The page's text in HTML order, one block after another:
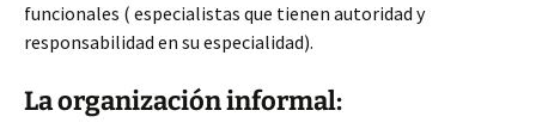
funcionales ( especialistas que tienen autoridad y
responsabilidad en su especialidad).
La organización informal: